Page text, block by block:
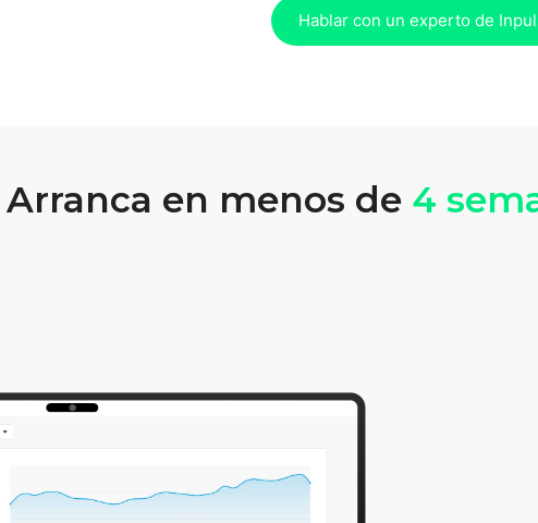
Hablar con un experto de
Arranca en menos de 4